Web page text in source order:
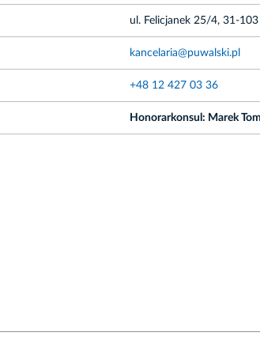
ul. Felicjanek 25/4, 31-
kancelaria@puwalski.pl
+48 12 427 03 36
Honorarkonsul: Marek